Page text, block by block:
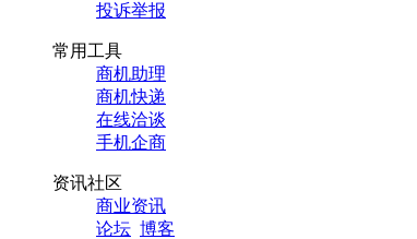
投诉举报
常用工具
商机助理
商机快递
在线洽谈
手机企商
资讯社区
商业资讯
论坛 博客